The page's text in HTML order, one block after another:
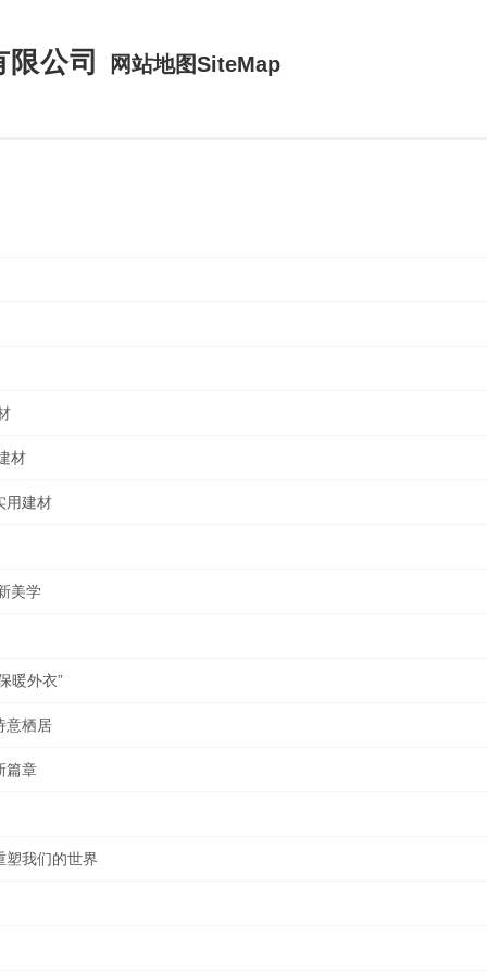
公司 网站地图SiteMap
材
用建材
美学
暖外衣”
意栖居
篇章
塑我们的世界